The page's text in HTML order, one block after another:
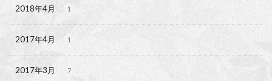
2018年4月 1
2017年4月 1
2017年3月 7